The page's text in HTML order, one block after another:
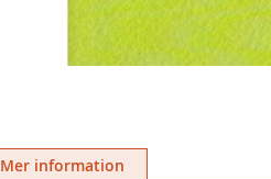
Mer information